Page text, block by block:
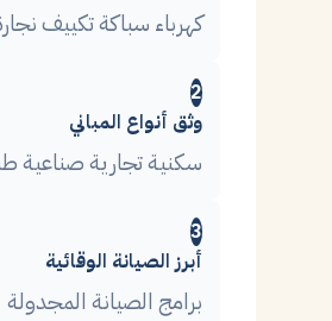
كهرباء سباكة تكييف
2
وثق أنواع المباني
سكنية تجارية صناعية
3
أبرز الصيانة الوقائية
برامج الصيانة المجدولة